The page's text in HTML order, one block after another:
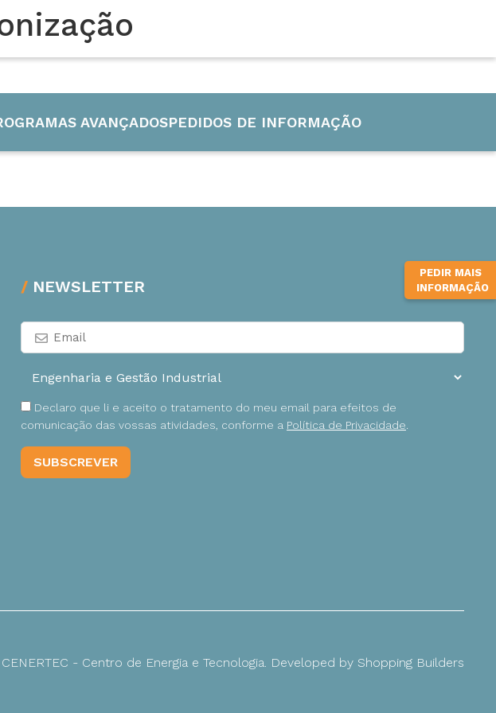
AVANÇADOSPEDIDOS DE INFORMAÇÃO
PEDIR MAIS
INFORMAÇÃO
NEWSLETTER
Declaro que li e aceito o tratamento do meu email para efeitos de
comunicação das vossas atividades, conforme a Política de Privacidade
- Centro de Energia e Tecnologia. Developed by Shopping Builders